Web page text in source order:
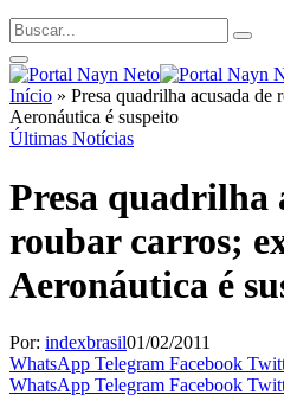
Início » Presa quadrilha acusada de
Aeronáutica é suspeito
Últimas Notícias
Presa quadrilha
roubar carros;
Aeronáutica é
Por: indexbrasil01/02/2011
WhatsApp Telegram Facebook
WhatsApp Telegram Facebook